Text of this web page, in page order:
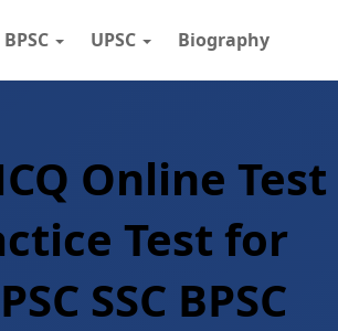
BPSC UPSC Biography
Online Test
Test for
SSC BPSC